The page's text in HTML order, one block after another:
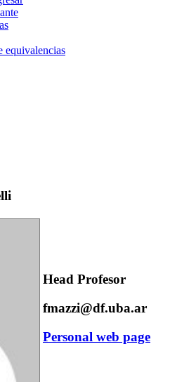
equivalencias
Head Profesor
fmazzi@df.uba.ar
Personal web page